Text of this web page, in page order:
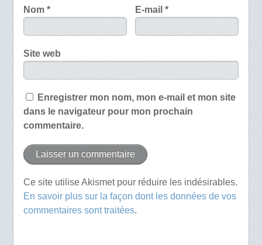
Nom * E-mail*
Site web
Enregistrer mon nom, mon e-mail et mon site
dans le navigateur pour mon prochain
commentaire.
Ce site utilise Akismet pour réduire les indésirables.
En savoir plus sur la façon dont les données de vos
commentaires sont traitées.